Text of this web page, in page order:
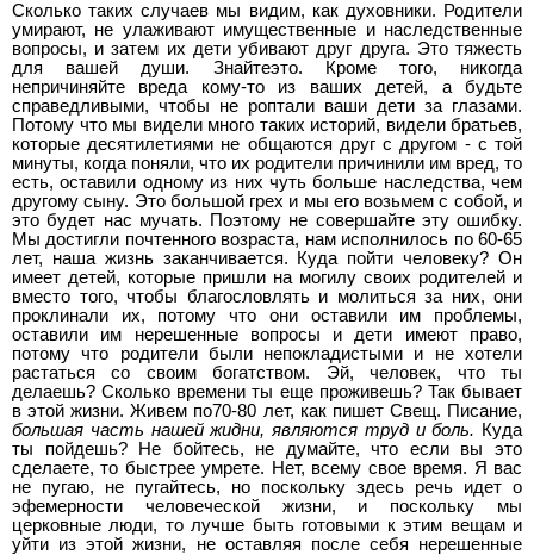
Сколько таких случаев мы видим, как духовники. Родители
умирают, не улаживают имущественные и наследственные
вопросы, и затем их дети убивают друг друга. Это тяжесть
для вашей души. Знайтеэто. Кроме того, никогда
непричиняйте вреда кому-то из ваших детей, а будьте
справедливыми, чтобы не роптали ваши дети за глазами.
Потому что мы видели много таких историй, видели братьев,
которые десятилетиями не общаются друг с другом - с той
минуты, когда поняли, что их родители причинили им вред, то
есть, оставили одному из них чуть больше наследства, чем
другому сыну. Это большой грех и мы его возьмем с собой, и
это будет нас мучать. Поэтому не совершайте эту ошибку.
Мы достигли почтенного возраста, нам исполнилось по 60-65
лет, наша жизнь заканчивается. Куда пойти человеку? Он
имеет детей, которые пришли на могилу своих родителей и
вместо того, чтобы благословлять и молиться за них, они
проклинали их, потому что они оставили им проблемы,
оставили им нерешенные вопросы и дети имеют право,
потому что родители были непокладистыми и не хотели
растаться со своим богатством. Эй, человек, что ты
делаешь? Сколько времени ты еще проживешь? Так бывает
в этой жизни. Живем по70-80 лет, как пишет Свещ. Писание,
большая часть нашей жидни, являются труд и боль. Куда
ты пойдешь? Не бойтесь, не думайте, что если вы это
сделаете, то быстрее умрете. Нет, всему свое время. Я вас
не пугаю, не пугайтесь, но поскольку здесь речь идет о
эфемерности человеческой жизни, и поскольку мы
церковные люди, то лучше быть готовыми к этим вещам и
уйти из этой жизни, не оставляя после себя нерешенные